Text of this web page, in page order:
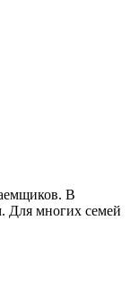
В
Для многих семей